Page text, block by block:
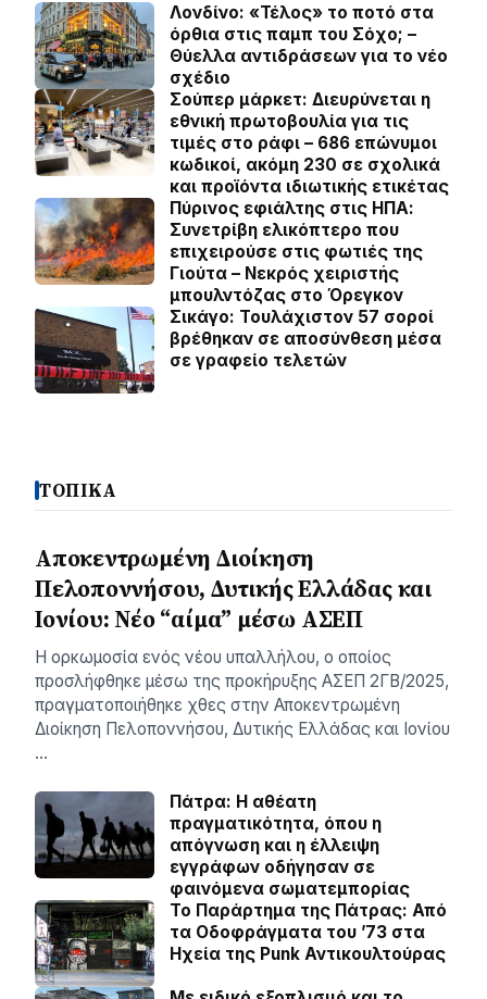
Λονδίνο: «Τέλος» το ποτό στα
όρθια στις παμπ του Σόχο; –
Θύελλα αντιδράσεων για το νέο
σχέδιο
Σούπερ μάρκετ: Διευρύνεται η
εθνική πρωτοβουλία για τις
τιμές στο ράφι – 686 επώνυμοι
κωδικοί, ακόμη 230 σε σχολικά
και προϊόντα ιδιωτικής ετικέτας
Πύρινος εφιάλτης στις ΗΠΑ:
Συνετρίβη ελικόπτερο που
επιχειρούσε στις φωτιές της
Γιούτα – Νεκρός χειριστής
μπουλντόζας στο Όρεγκον
Σικάγο: Τουλάχιστον 57 σοροί
βρέθηκαν σε αποσύνθεση μέσα
σε γραφείο τελετών
ΤΟΠΙΚΑ
Αποκεντρωμένη Διοίκηση
Πελοποννήσου, Δυτικής Ελλάδας και
Ιονίου: Νέο “αίμα” μέσω ΑΣΕΠ
Η ορκωμοσία ενός νέου υπαλλήλου, ο οποίος
προσλήφθηκε μέσω της προκήρυξης ΑΣΕΠ 2ΓΒ/2025,
πραγματοποιήθηκε χθες στην Αποκεντρωμένη
Διοίκηση Πελοποννήσου, Δυτικής Ελλάδας και Ιονίου
…
Πάτρα: Η αθέατη
πραγματικότητα, όπου η
απόγνωση και η έλλειψη
εγγράφων οδήγησαν σε
φαινόμενα σωματεμπορίας
Το Παράρτημα της Πάτρας: Από
τα Οδοφράγματα του ’73 στα
Ηχεία της Punk Αντικουλτούρας